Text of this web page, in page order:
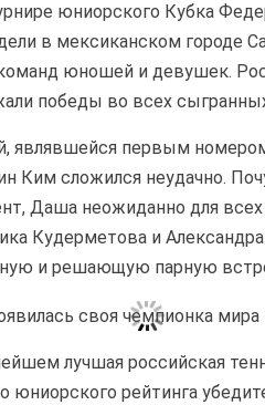
юниорского Кубка
в мексиканском городе
юношей и девушек.
победы во всех
являвшейся первым
Ким сложился неудачно.
Даша неожиданно для всех
Кудерметова и
и решающую парную
лучшая российская
юниорского рейтинга